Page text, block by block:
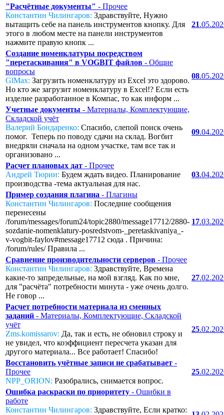
"Расчётные документы" - Прочее
Константин Чилингаров: Здравствуйте, Нужно
вытащить себе на панель инструментов кнопку. Для
этого в любом месте на панели инструментов
нажмите правую кнопк ...
21
Создание номенклатуры посредством
"перетаскивания" в VOGBIT файлов - Общие
вопросы
GlMax: Загрузить номенклатуру из Excel это здорово.
Но кто же загрузит номенклатуру в Excel!? Если есть
изделие разработанное в Компас, то как информ ...
08
Учетные документы - Материалы, Комплектующие,
Складской учёт
Валерий Бондаренко: Спасибо, слепой поиск очень
помог. Теперь по поводу сдачи на склад. Вогбит
внедряли сначала на одном участке, там все так и
организовано ...
09
Расчет плановых дат - Прочее
Андрей Тюрин: Будем ждать видео. Планирование
производства -тема актуальная для нас.
03
Пример создания плагина - Плагины
Константин Чилингаров: Последние сообщения
перенесены
/forum/messages/forum24/topic2880/message17712/2880-
sozdanie-nomenklatury-posredstvom-_peretaskivaniya_-
v-vogbit-faylov#message17712 сюда . Причина:
/forum/rules/ Правила ...
17
Сравнение производительности серверов - Прочее
Константин Чилингаров: Здравствуйте, Времена
какие-то запредельные, на мой взгляд. Как по мне,
для "расчёта" потребности минута - уже очень долго.
Не говор ...
27
Расчет потребности материала из сменных
заданий - Материалы, Комплектующие, Складской
учёт
Zms.komissarov: Да, так и есть, не обновил строку и
не увидел, что коэффициент пересчета указан для
другого материала... Все работает! Спасибо!
25
Восстановить учётные записи не срабатывает -
Прочее
NPP_ORION: Разобрались, снимается вопрос.
25
Ошибка раскраски по приоритету - Ошибки в
работе
Константин Чилингаров: Здравствуйте, Если кратко: